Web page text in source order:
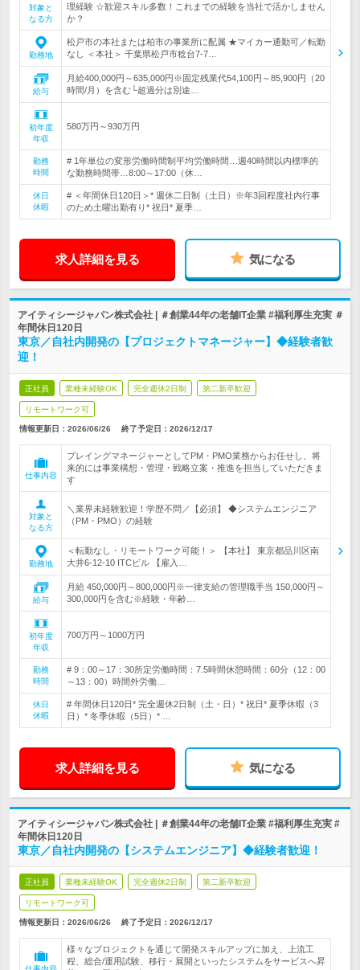
対象と
なる方
理経験 ☆歓迎スキル多数！これまでの経験を当社で活かしません
か？
勤務地
松戸市の本社または柏市の事業所に配属 ★マイカー通勤可／転勤
なし ＜本社＞ 千葉県松戸市稔台7-7…
給与
月給400,000円～635,000円※固定残業代54,100円～85,900円（20
時間/月）を含む└超過分は別途…
初年度
年収
580万円～930万円
勤務
時間
# 1年単位の変形労働時間制平均労働時間…週40時間以内標準的
な勤務時間帯…8:00～17:00（休…
休日
休暇
# ＜年間休日120日＞* 週休二日制（土日）※年3回程度社内行事
のため土曜出勤有り* 祝日* 夏季…
求人詳細を見る 気になる
アイティシージャパン株式会社 | ＃創業44年の老舗IT企業 #福利厚生充実 ＃
年間休日120日
東京／自社内開発の【プロジェクトマネージャー】◆経験者歓
迎！
正社員 業種未経験OK 完全週休2日制 第二新卒歓迎
リモートワーク可
情報更新日：2026/06/26 終了予定日： 2026/12/17
仕事内容
プレイングマネージャーとしてPM・PMO業務からお任せし、将
来的には事業構想・管理・戦略立案・推進を担当していただきま
す
対象と
なる方
＼業界未経験歓迎！学歴不問／【必須】 ◆システムエンジニア
（PM・PMO）の経験
勤務地
＜転勤なし・リモートワーク可能！＞ 【本社】 東京都品川区南
大井6-12-10 ITCビル 【雇入…
給与
月給 450,000円～800,000円※一律支給の管理職手当 150,000円～
300,000円を含む※経験・年齢…
初年度
年収
700万円～1000万円
勤務
時間
# 9：00～17：30所定労働時間：7.5時間休憩時間：60分（12：00
～13：00）時間外労働…
休日
休暇
# 年間休日120日* 完全週休2日制（土・日）* 祝日* 夏季休暇（3
日）* 冬季休暇（5日）* …
求人詳細を見る 気になる
アイティシージャパン株式会社 | ＃創業44年の老舗IT企業 #福利厚生充実 #
年間休日120日
東京／自社内開発の【システムエンジニア】◆経験者歓迎！
正社員 業種未経験OK 完全週休2日制 第二新卒歓迎
リモートワーク可
情報更新日：2026/06/26 終了予定日： 2026/12/17
様々なプロジェクトを通じて開発スキルアップに加え、上流工
程、総合/運用試験、移行・展開といったシステムをサービスへ昇